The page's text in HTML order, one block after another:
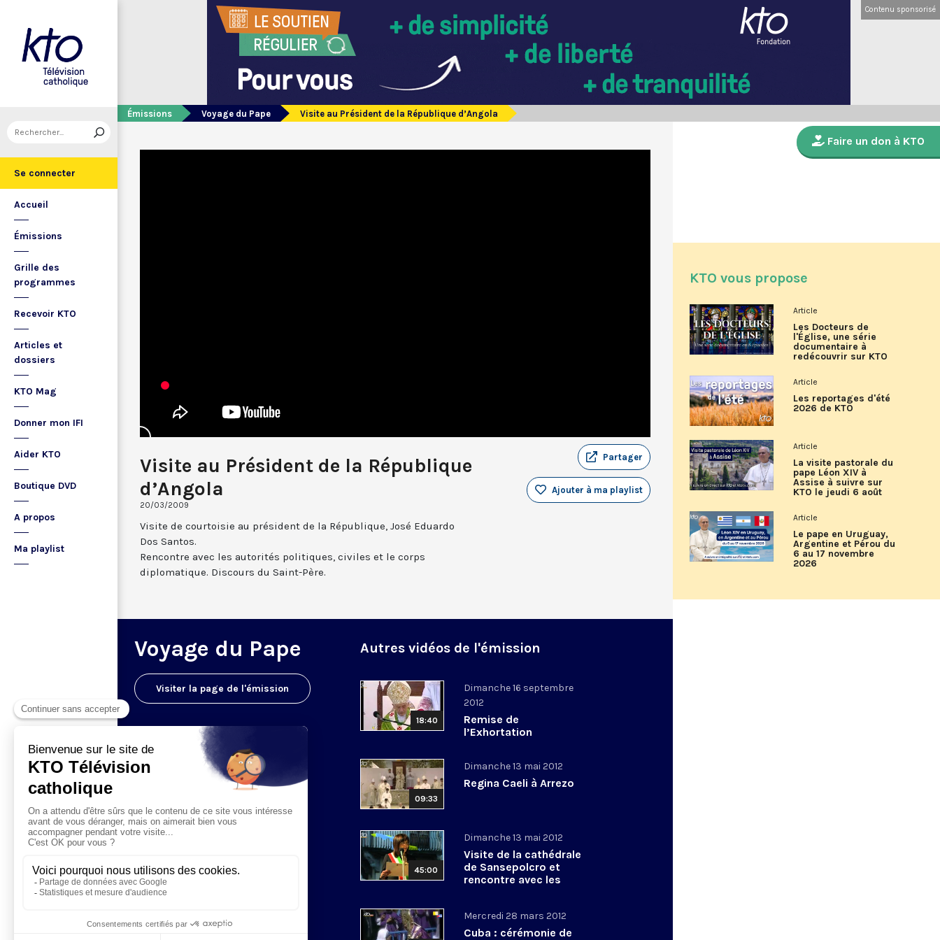
Se connecter
Accueil
Émissions
Grille des
programmes
Recevoir KTO
Articles et
dossiers
KTO Mag
Donner mon IFI
Aider KTO
Boutique DVD
A propos
Ma playlist
Contenu sponsorisé
Émissions Voyage du Pape Visite au Président de la République d’Angola
Visite au Président de la République
d’Angola
20/03/2009
Partager
Ajouter à ma playlist
Visite de courtoisie au président de la République, José Eduardo
Dos Santos.
Rencontre avec les autorités politiques, civiles et le corps
diplomatique. Discours du Saint-Père.
Voyage du Pape
Visiter la page de l'émission
Autres vidéos de l'émission
18:40
Dimanche 16 septembre
2012
Remise de
l’Exhortation
Moyen Orient et
Angélus
09:33
Dimanche 13 mai 2012
Regina Caeli à Arrezo
45:00
Dimanche 13 mai 2012
Visite de la cathédrale
de Sansepolcro et
rencontre avec les
Mercredi 28 mars 2012
Cuba : cérémonie de
Faire un don à KTO
KTO vous propose
Article
Les Docteurs de
l'Église, une série
documentaire à
redécouvrir sur KTO
Article
Les reportages d'été
2026 de KTO
Article
La visite pastorale du
pape Léon XIV à
Assise à suivre sur
KTO le jeudi 6 août
Article
Le pape en Uruguay,
Argentine et Pérou du
6 au 17 novembre
2026